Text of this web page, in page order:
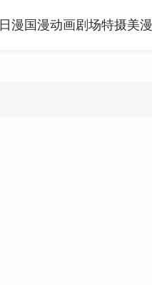
日漫 国漫动画剧场特摄美漫